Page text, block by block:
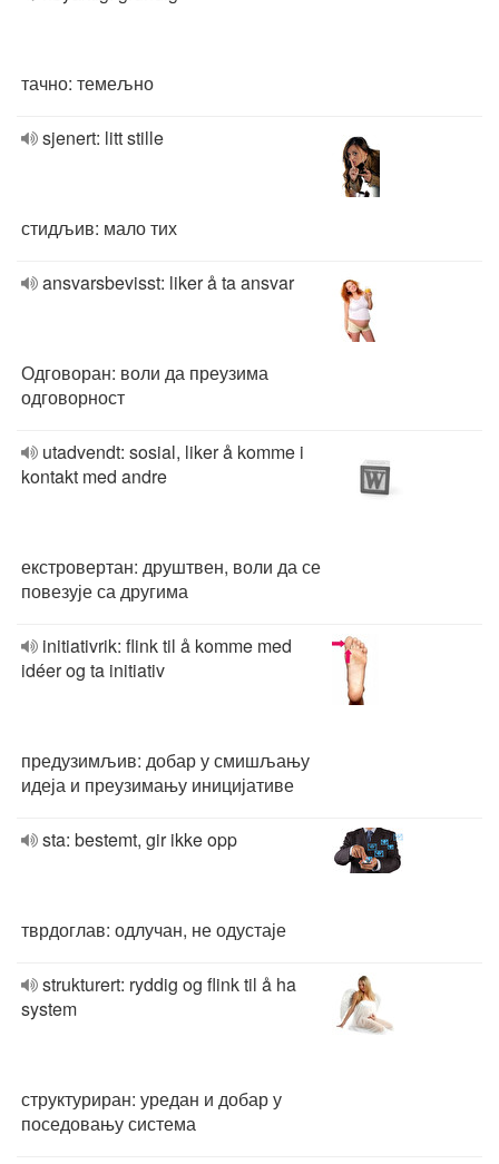
тачно: темељно
sjenert: litt stille
стидљив: мало тих
ansvarsbevisst: liker å ta ansvar
Одговоран: воли да преузима
одговорност
utadvendt: sosial, liker å komme i
kontakt med andre
екстровертан: друштвен, воли да се
повезује са другима
initiativrik: flink til å komme med
idéer og ta initiativ
предузимљив: добар у смишљању
идеја и преузимању иницијативе
sta: bestemt, gir ikke opp
тврдоглав: одлучан, не одустаје
strukturert: ryddig og flink til å ha
system
структуриран: уредан и добар у
поседовању система